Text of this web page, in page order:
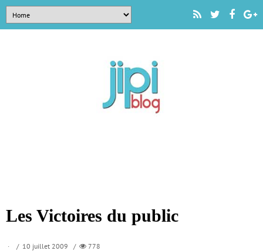
Les Victoires du public
/ 10 juillet 2009 / 778